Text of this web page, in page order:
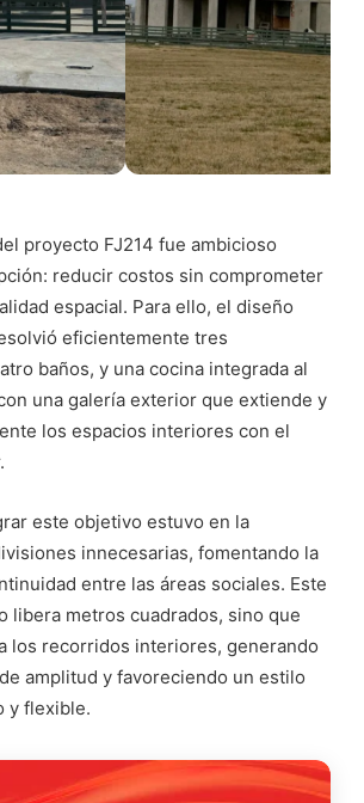
proyecto FJ214 fue ambicioso
reducir costos sin comprometer
espacial. Para ello, el diseño
eficientemente tres
baños, y una cocina integrada al
una galería exterior que extiende y
los espacios interiores con el
este objetivo estuvo en la
innecesarias, fomentando la
entre las áreas sociales. Este
libera metros cuadrados, sino que
los recorridos interiores, generando
amplitud y favoreciendo un estilo
y flexible.